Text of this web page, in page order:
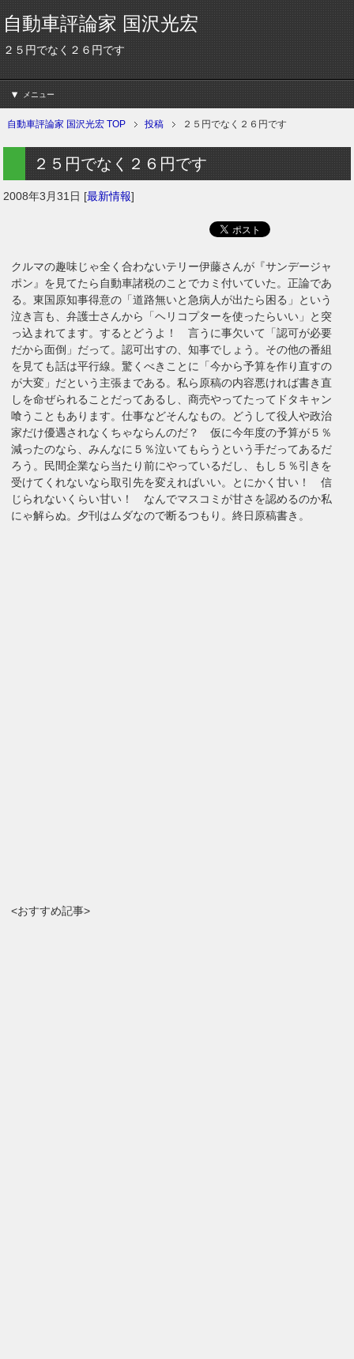
自動車評論家 国沢光宏
２５円でなく２６円です
メニュー
自動車評論家 国沢光宏 TOP 投稿 ２５円でなく２６円です
２５円でなく２６円です
2008年3月31日 [最新情報]
クルマの趣味じゃ全く合わないテリー伊藤さんが『サンデージャ
ポン』を見てたら自動車諸税のことでカミ付いていた。正論であ
る。東国原知事得意の「道路無いと急病人が出たら困る」という
泣き言も、弁護士さんから「ヘリコプターを使ったらいい」と突
っ込まれてます。するとどうよ！ 言うに事欠いて「認可が必要
だから面倒」だって。認可出すの、知事でしょう。その他の番組
を見ても話は平行線。驚くべきことに「今から予算を作り直すの
が大変」だという主張まである。私ら原稿の内容悪ければ書き直
しを命ぜられることだってあるし、商売やってたってドタキャン
喰うこともあります。仕事などそんなもの。どうして役人や政治
家だけ優遇されなくちゃならんのだ？ 仮に今年度の予算が５％
減ったのなら、みんなに５％泣いてもらうという手だってあるだ
ろう。民間企業なら当たり前にやっているだし、もし５％引きを
受けてくれないなら取引先を変えればいい。とにかく甘い！ 信
じられないくらい甘い！ なんでマスコミが甘さを認めるのか私
にゃ解らぬ。夕刊はムダなので断るつもり。終日原稿書き。
<おすすめ記事>